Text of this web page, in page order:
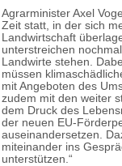
Agrarminister Axel
Zeit statt, in der sich
Landwirtschaft
unterstreichen
Landwirte stehen.
müssen
mit Angeboten des
zudem mit den weiter
dem Druck des
der neuen EU-
auseinandersetzen.
miteinander ins
unterstützen.“